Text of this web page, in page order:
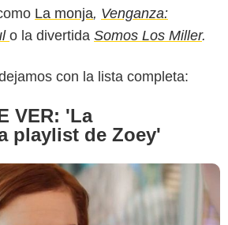
La monja, Venganza:
o la divertida Somos Los Miller.
con la lista completa:
VER: 'La
playlist de Zoey'